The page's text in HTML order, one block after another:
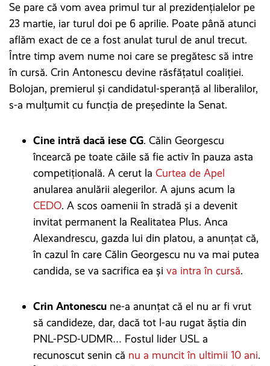
Se pare că vom avea primul tur al prezidențialelor pe
23 martie, iar turul doi pe 6 aprilie. Poate până atunci
aflăm exact de ce a fost anulat turul de anul trecut.
Între timp avem nume noi care se pregătesc să intre
în cursă. Crin Antonescu devine răsfățatul coaliției.
Bolojan, premierul și candidatul-speranță al liberalilor,
s-a mulțumit cu funcția de președinte la Senat.
Cine intră dacă iese CG. Călin Georgescu
încearcă pe toate căile să fie activ în pauza asta
competițională. A cerut la Curtea de Apel
anularea anulării alegerilor. A ajuns acum la
CEDO. A scos oamenii în stradă și a devenit
invitat permanent la Realitatea Plus. Anca
Alexandrescu, gazda lui din platou, a anunțat că,
în cazul în care Călin Georgescu nu va mai putea
candida, se va sacrifica ea și va intra în cursă.
Crin Antonescu ne-a anunțat că el nu ar fi vrut
să candideze, dar, dacă tot l-au rugat ăștia din
PNL-PSD-UDMR… Fostul lider USL a
recunoscut senin că nu a muncit în ultimii 10 ani.